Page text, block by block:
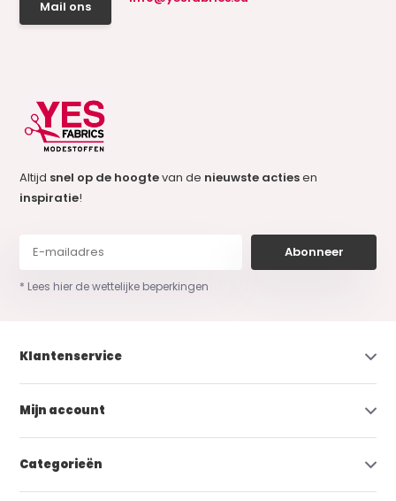
Mail ons
Altijd snel op de hoogtevan de nieuwste actiesen
inspiratie!
Abonneer
* Lees hier de wettelijke beperkingen
Klantenservice
Mijn account
Categorieën